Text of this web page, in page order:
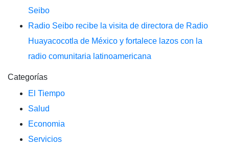
Seibo
Radio Seibo recibe la visita de directora de Radio
Huayacocotla de México y fortalece lazos con la
radio comunitaria latinoamericana
Categorías
El Tiempo
Salud
Economia
Servicios